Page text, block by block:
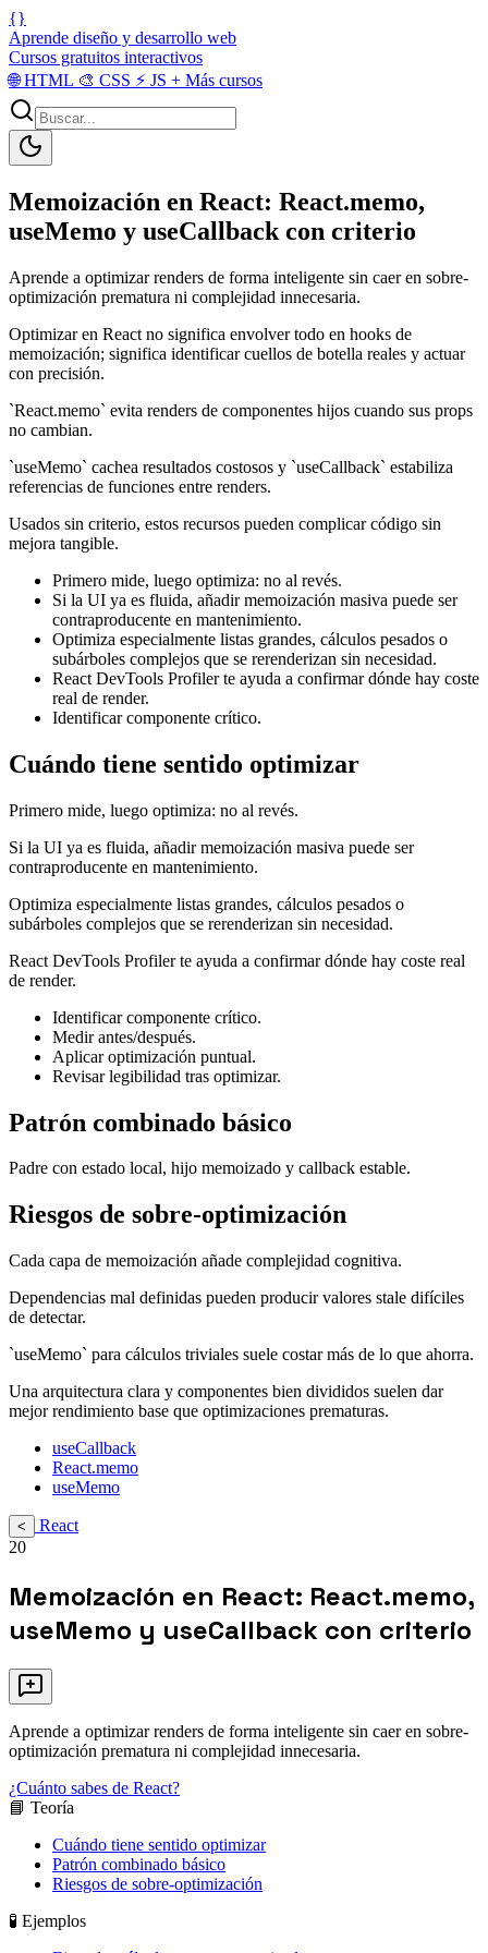
{}
Aprende diseño y desarrollo web
Cursos gratuitos interactivos
🌐HTML 🎨 CSS ⚡ JS + Más cursos
Memoización en React: React.memo,
useMemo y useCallback con criterio
Aprende a optimizar renders de forma inteligente sin caer en sobre-
optimización prematura ni complejidad innecesaria.
Optimizar en React no significa envolver todo en hooks de
memoización; significa identificar cuellos de botella reales y actuar
con precisión.
`React.memo` evita renders de componentes hijos cuando sus props
no cambian.
`useMemo` cachea resultados costosos y `useCallback` estabiliza
referencias de funciones entre renders.
Usados sin criterio, estos recursos pueden complicar código sin
mejora tangible.
Primero mide, luego optimiza: no al revés.
Si la UI ya es fluida, añadir memoización masiva puede ser
contraproducente en mantenimiento.
Optimiza especialmente listas grandes, cálculos pesados o
subárboles complejos que se rerenderizan sin necesidad.
React DevTools Profiler te ayuda a confirmar dónde hay coste
real de render.
Identificar componente crítico.
Cuándo tiene sentido optimizar
Primero mide, luego optimiza: no al revés.
Si la UI ya es fluida, añadir memoización masiva puede ser
contraproducente en mantenimiento.
Optimiza especialmente listas grandes, cálculos pesados o
subárboles complejos que se rerenderizan sin necesidad.
React DevTools Profiler te ayuda a confirmar dónde hay coste real
de render.
Identificar componente crítico.
Medir antes/después.
Aplicar optimización puntual.
Revisar legibilidad tras optimizar.
Patrón combinado básico
Padre con estado local, hijo memoizado y callback estable.
Riesgos de sobre-optimización
Cada capa de memoización añade complejidad cognitiva.
Dependencias mal definidas pueden producir valores stale difíciles
de detectar.
`useMemo` para cálculos triviales suele costar más de lo que ahorra.
Una arquitectura clara y componentes bien divididos suelen dar
mejor rendimiento base que optimizaciones prematuras.
useCallback
React.memo
useMemo
<
React
20
Memoización en React: React.memo,
useMemo y useCallback con criterio
Aprende a optimizar renders de forma inteligente sin caer en sobre-
optimización prematura ni complejidad innecesaria.
¿Cuánto sabes de React?
📘 Teoría
Cuándo tiene sentido optimizar
Patrón combinado básico
Riesgos de sobre-optimización
🧪 Ejemplos